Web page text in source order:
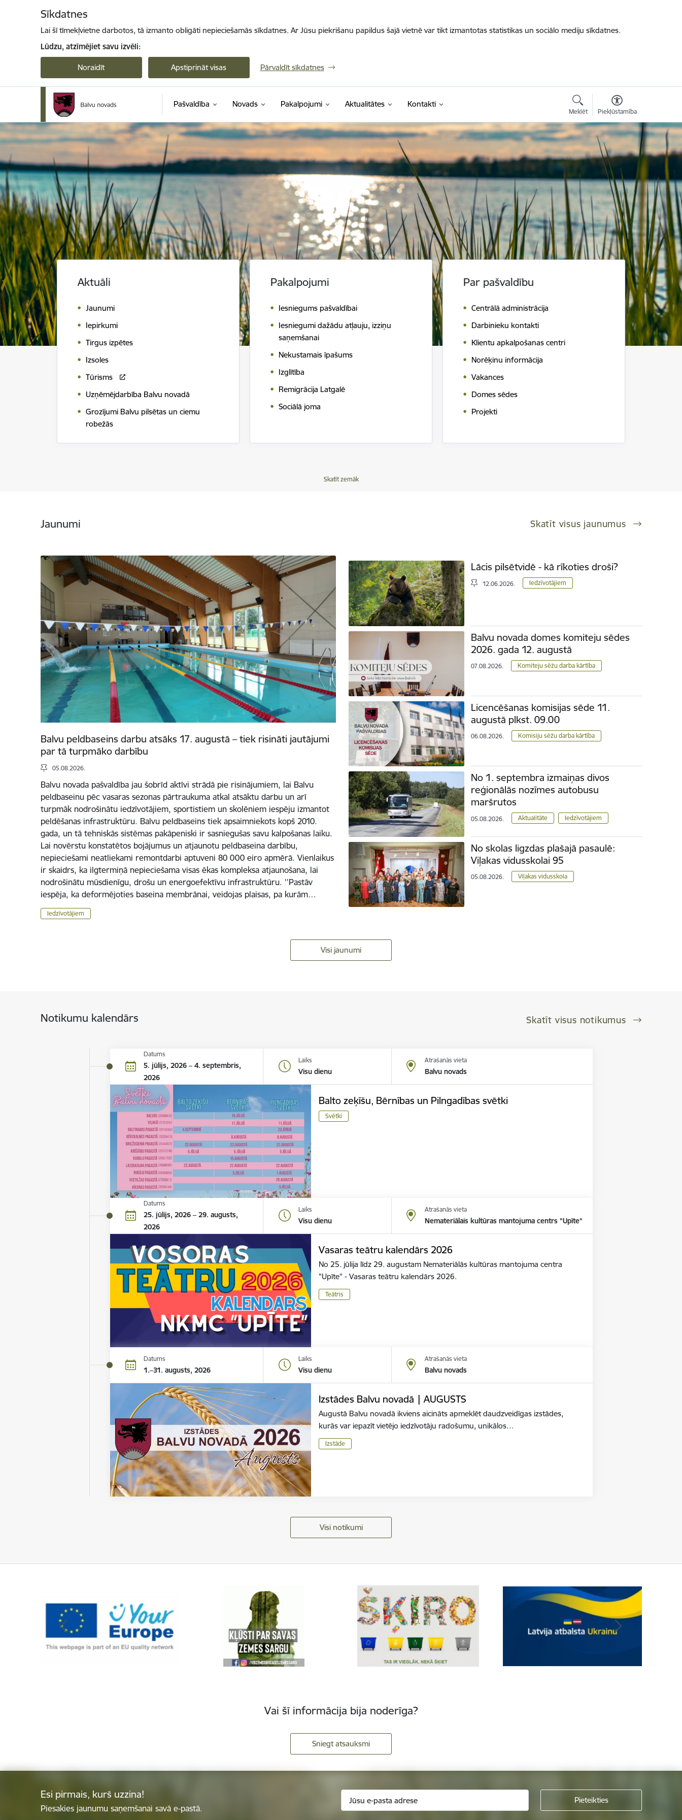
Sīkdatnes
Lai šī tīmekļvietne darbotos, tā izmanto obligāti nepieciešamās sīkdatnes. Ar Jūsu piekrišanu papildus šajā vietnē var tikt izmantotas statistikas un sociālo mediju sīkdatnes.
Lūdzu, atzīmējiet savu izvēli:
Noraidīt Apstiprināt visas Pārvaldīt sīkdatnes
Pašvaldība Novads Pakalpojumi Aktualitātes Kontakti
Meklēt Piekļūstamība
Balvu novada pašvaldība
Aktuāli
Jaunumi
Iepirkumi
Tirgus izpētes
Izsoles
Tūrisms
Uzņēmējdarbība Balvu novadā
Grozījumi Balvu pilsētas un ciemu
robežās
Pakalpojumi
Iesniegums pašvaldībai
Iesniegumi dažādu atļauju, izziņu
saņemšanai
Nekustamais īpašums
Izglītība
Remigrācija Latgalē
Sociālā joma
Par pašvaldību
Centrālā administrācija
Darbinieku kontakti
Klientu apkalpošanas centri
Norēķinu informācija
Vakances
Domes sēdes
Projekti
Skatīt zemāk
Jaunumi Skatīt visus jaunumus
Balvu peldbaseins darbu atsāks 17. augustā – tiek risināti jautājumi
par tā turpmāko darbību
05.08.2026.
Balvu novada pašvaldība jau šobrīd aktīvi strādā pie risinājumiem, lai Balvu
peldbaseinu pēc vasaras sezonas pārtraukuma atkal atsāktu darbu un arī
turpmāk nodrošinātu iedzīvotājiem, sportistiem un skolēniem iespēju izmantot
peldēšanas infrastruktūru. Balvu peldbaseins tiek apsaimniekots kopš 2010.
gada, un tā tehniskās sistēmas pakāpeniski ir sasniegušas savu kalpošanas laiku.
Lai novērstu konstatētos bojājumus un atjaunotu peldbaseina darbību,
nepieciešami neatliekami remontdarbi aptuveni 80 000 eiro apmērā. Vienlaikus
ir skaidrs, ka ilgtermiņā nepieciešama visas ēkas kompleksa atjaunošana, lai
nodrošinātu mūsdienīgu, drošu un energoefektīvu infrastruktūru. ''Pastāv
iespēja, ka deformējoties baseina membrānai, veidojas plaisas, pa kurām…
Iedzīvotājiem
Lācis pilsētvidē - kā rīkoties droši?
12.06.2026. Iedzīvotājiem
Balvu novada domes komiteju sēdes
2026. gada 12. augustā
07.08.2026. Komiteju sēžu darba kārtība
Licencēšanas komisijas sēde 11.
augustā plkst. 09.00
06.08.2026. Komisiju sēžu darba kārtība
No 1. septembra izmaiņas divos
reģionālās nozīmes autobusu
maršrutos
05.08.2026. Aktualitāte Iedzīvotājiem
No skolas ligzdas plašajā pasaulē:
Viļakas vidusskolai 95
05.08.2026. Viļakas vidusskola
Visi jaunumi
Notikumu kalendārs Skatīt visus notikumus
Datums
5. jūlijs, 2026 – 4. septembris,
2026
Laiks
Visu dienu
Atrašanās vieta
Balvu novads
Balto zeķīšu, Bērnības un Pilngadības svētki
Svētki
Datums
25. jūlijs, 2026 – 29. augusts,
2026
Laiks
Visu dienu
Atrašanās vieta
Nemateriālais kultūras mantojuma centrs "Upīte"
Vasaras teātru kalendārs 2026
No 25. jūlija līdz 29. augustam Nemateriālās kultūras mantojuma centra
"Upīte" - Vasaras teātru kalendārs 2026.
Teātris
Datums
1.–31. augusts, 2026
Laiks
Visu dienu
Atrašanās vieta
Balvu novads
Izstādes Balvu novadā | AUGUSTS
Augustā Balvu novadā ikviens aicināts apmeklēt daudzveidīgas izstādes,
kurās var iepazīt vietējo iedzīvotāju radošumu, unikālos…
Izstāde
Visi notikumi
Vai šī informācija bija noderīga?
Sniegt atsauksmi
Esi pirmais, kurš uzzina!
Piesakies jaunumu saņemšanai savā e-pastā.